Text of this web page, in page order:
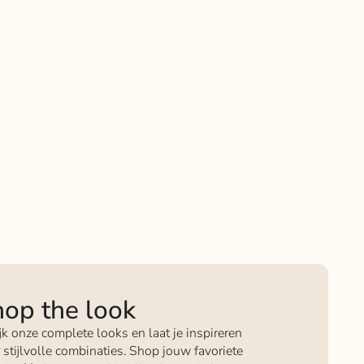
the look
onze complete looks en laat je inspireren
stijlvolle combinaties. Shop jouw favoriete